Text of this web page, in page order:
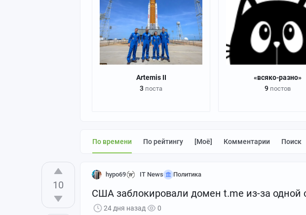
Artemis II
3 поста
«всяко-разно»
9постов
По времени По рейтингу [моё] Комментарии Поиск
10
hypo69 IT News Политика
США заблокировали домен t.me из-за одной
24 дня назад 0